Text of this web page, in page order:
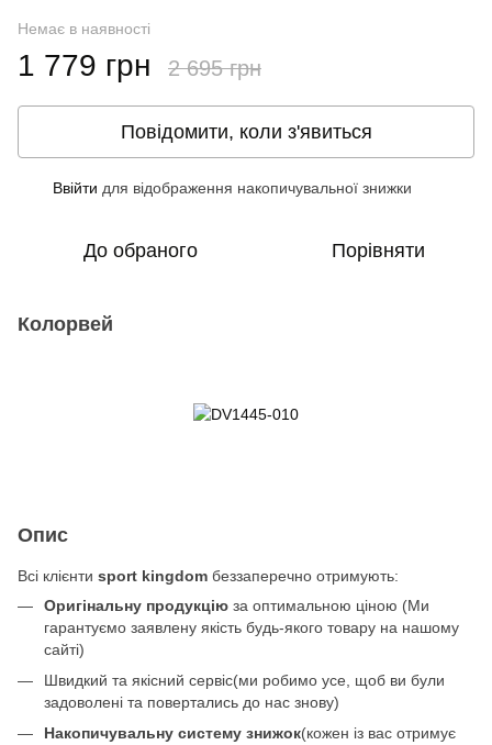
Немає в наявності
1 779 грн 2 695 грн
Повідомити, коли з'явиться
Ввійти для відображення накопичувальної знижки
До обраного Порівняти
Колорвей
Опис
Всі клієнти sport kingdom беззаперечно отримують:
Оригінальну продукцію за оптимальною ціною (Ми
гарантуємо заявлену якість будь-якого товару на нашому
сайті)
Швидкий та якісний сервіс(ми робимо усе, щоб ви були
задоволені та повертались до нас знову)
Накопичувальну систему знижок(кожен із вас отримує